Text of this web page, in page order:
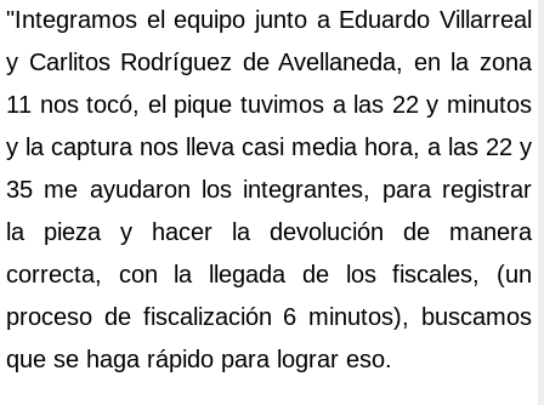
"Integramos el equipo junto a Eduardo Villarreal
y Carlitos Rodríguez de Avellaneda, en la zona
11 nos tocó, el pique tuvimos a las 22 y minutos
y la captura nos lleva casi media hora, a las 22 y
35 me ayudaron los integrantes, para registrar
la pieza y hacer la devolución de manera
correcta, con la llegada de los fiscales, (un
proceso de fiscalización 6 minutos), buscamos
que se haga rápido para lograr eso.